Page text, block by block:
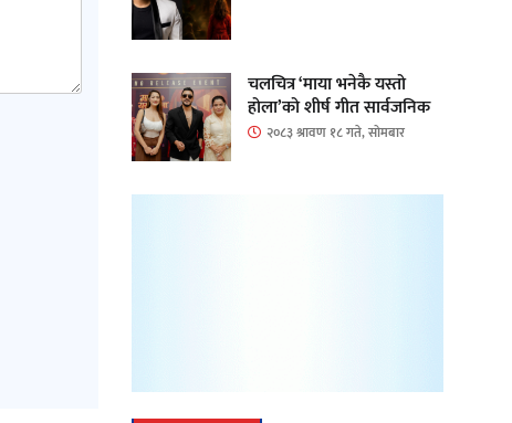
चलचित्र ‘माया भनेकै यस्तो
होला’को शीर्ष गीत सार्वजनिक
२०८३ श्रावण १८ गते, सोमबार